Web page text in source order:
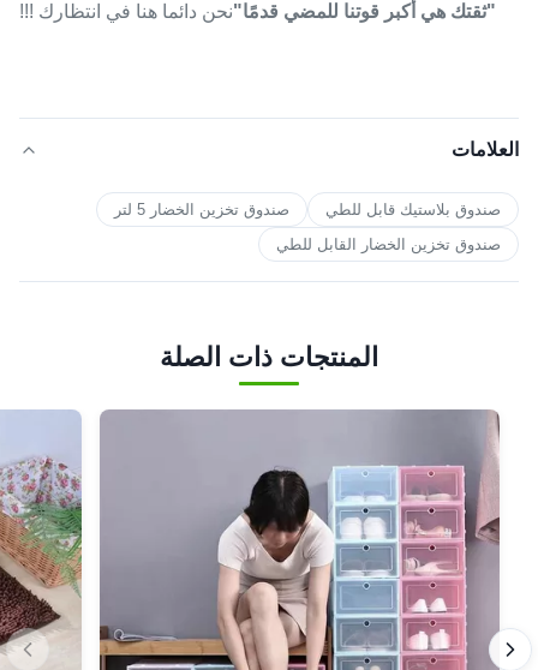
"ثقتك هي أكبر قوتنا للمضي قدمًا"نحن دائما هنا في انتظارك !!!
العلامات
صندوق بلاستيك قابل للطي
صندوق تخزين الخضار 5 لتر
صندوق تخزين الخضار القابل للطي
المنتجات ذات الصلة